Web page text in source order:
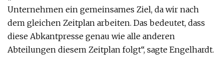
Unternehmen ein gemeinsames Ziel, da wir nach
dem gleichen Zeitplan arbeiten. Das bedeutet, dass
diese Abkantpresse genau wie alle anderen
Abteilungen diesem Zeitplan folgt“, sagte Engelhardt.